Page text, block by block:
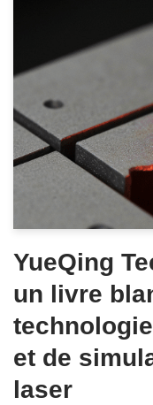
YueQing
un livre
et de
laser